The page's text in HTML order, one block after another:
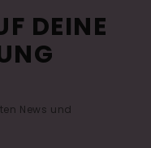
DEINE
News und